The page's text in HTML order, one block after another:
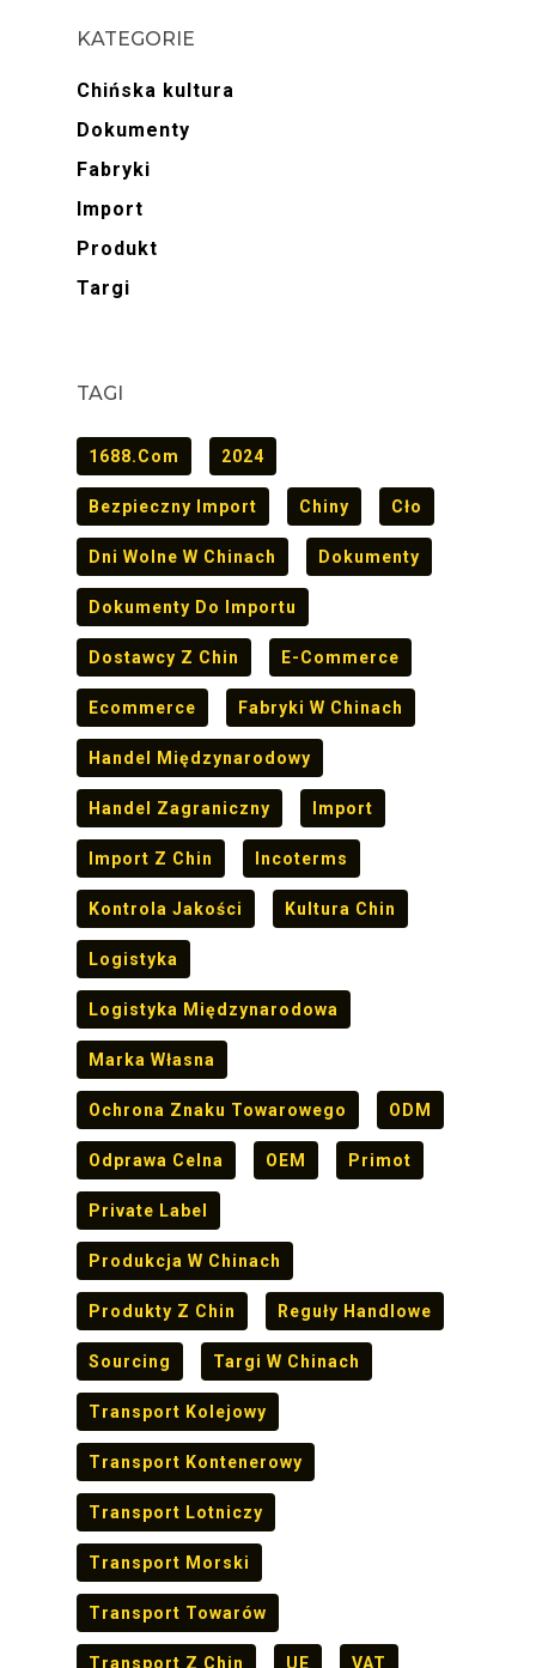
KATEGORIE
Chińska kultura
Dokumenty
Fabryki
Import
Produkt
Targi
TAGI
1688.com 2024
Bezpieczny Import Chiny Cło
Dni Wolne W Chinach Dokumenty
Dokumenty Do Importu
Dostawcy Z Chin E-Commerce
Ecommerce Fabryki W Chinach
Handel Międzynarodowy
Handel Zagraniczny Import
Import Z Chin Incoterms
Kontrola Jakości Kultura Chin
Logistyka
Logistyka Międzynarodowa
Marka Własna
Ochrona Znaku Towarowego ODM
Odprawa Celna OEM Primot
Private Label
Produkcja W Chinach
Produkty Z Chin Reguły Handlowe
Sourcing Targi W Chinach
Transport Kolejowy
Transport Kontenerowy
Transport Lotniczy
Transport Morski
Transport Towarów
Transport Z Chin UE VAT